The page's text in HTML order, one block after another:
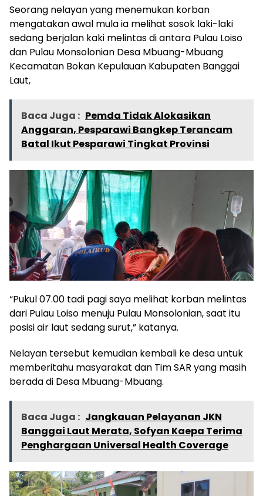
Seorang nelayan yang menemukan korban
mengatakan awal mula ia melihat sosok laki-laki
sedang berjalan kaki melintas di antara Pulau Loiso
dan Pulau Monsolonian Desa Mbuang-Mbuang
Kecamatan Bokan Kepulauan Kabupaten Banggai
Laut,
Baca Juga : Pemda Tidak Alokasikan
Anggaran, Pesparawi Bangkep Terancam
Batal Ikut Pesparawi Tingkat Provinsi
“Pukul 07.00 tadi pagi saya melihat korban melintas
dari Pulau Loiso menuju Pulau Monsolonian, saat itu
posisi air laut sedang surut,” katanya.
Nelayan tersebut kemudian kembali ke desa untuk
memberitahu masyarakat dan Tim SAR yang masih
berada di Desa Mbuang-Mbuang.
Baca Juga : Jangkauan Pelayanan JKN
Banggai Laut Merata, Sofyan Kaepa Terima
Penghargaan Universal Health Coverage